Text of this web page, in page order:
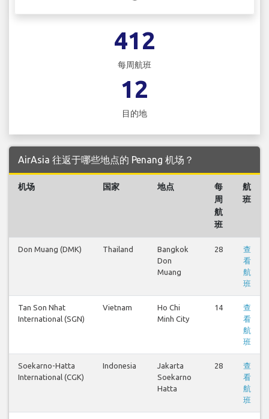
412
每周航班
12
目的地
AirAsia 往返于哪些地点的 Penang 机场？
机场 国家 地点
每
周
航
班
航
班
Don Muang (DMK) Thailand
Bangkok
Don
Muang
28
查
看
航
班
Tan Son Nhat
International (SGN)
Vietnam
Ho Chi
Minh City
14
查
看
航
班
Soekarno-Hatta
International (CGK)
Indonesia
Jakarta
Soekarno
Hatta
28
查
看
航
班